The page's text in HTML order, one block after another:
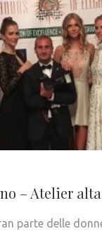
– Atelier
parte delle